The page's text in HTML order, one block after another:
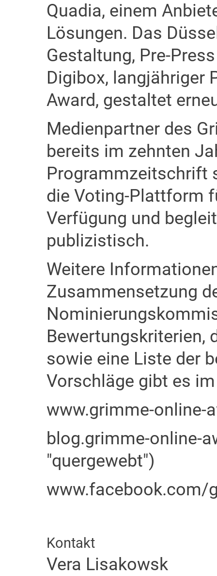
Quadia, einem
Lösungen. Das
Gestaltung, Pre-
Digibox, langjähriger
Award, gestaltet
Medienpartner des
bereits im zehnten
Programmzeitschrift
die Voting-Plattform
Verfügung und
publizistisch.
Weitere
Zusammensetzung
Bewertungskriterien,
sowie eine Liste der
Vorschläge gibt es
www.grimme-online-
blog.grimme-online-
"quergewebt")
www.facebook.com/
Kontakt
Vera Lisakowsk